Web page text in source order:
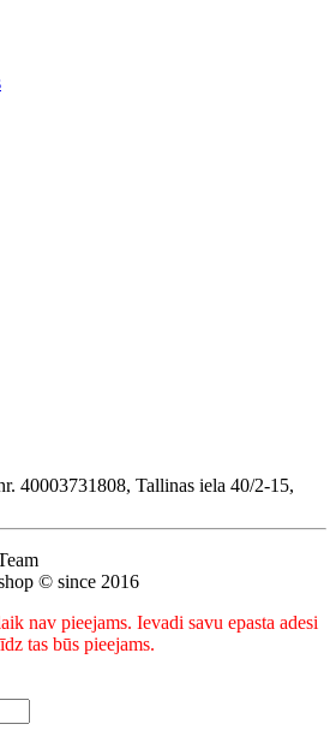
40003731808, Tallinas iela 40/2-15,
© since 2016
nav pieejams. Ievadi savu epasta adesi
tas būs pieejams.